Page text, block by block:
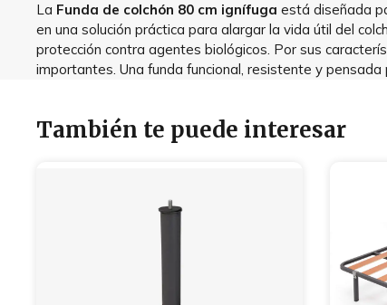
La Funda de colchón 80 cm ignífuga está diseñada
en una solución práctica para alargar la vida útil del
protección contra agentes biológicos. Por sus
importantes. Una funda funcional, resistente y
También te puede interesar